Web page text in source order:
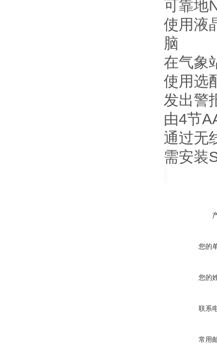
可靠地
使用液
脑
在气象
使用选
发出警
由4节
通过无
需安装
您的
您的
联系
常用